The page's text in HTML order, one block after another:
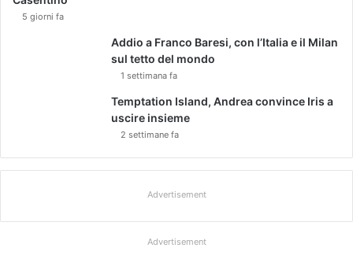
5 giorni fa
Addio a Franco Baresi, con l’Italia e il Milan
sul tetto del mondo
1 settimana fa
Temptation Island, Andrea convince Iris a
uscire insieme
2 settimane fa
Advertisement
Advertisement